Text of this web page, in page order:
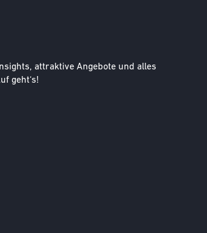
attraktive Angebote und alles
geht‘s!